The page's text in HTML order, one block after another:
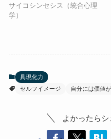
サイコシンセシス（統合心理
学）
具現化力
セルフイメージ
自分には価値
よかったらシ